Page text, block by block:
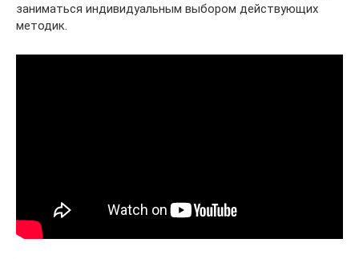
заниматься индивидуальным выбором действующих
методик.